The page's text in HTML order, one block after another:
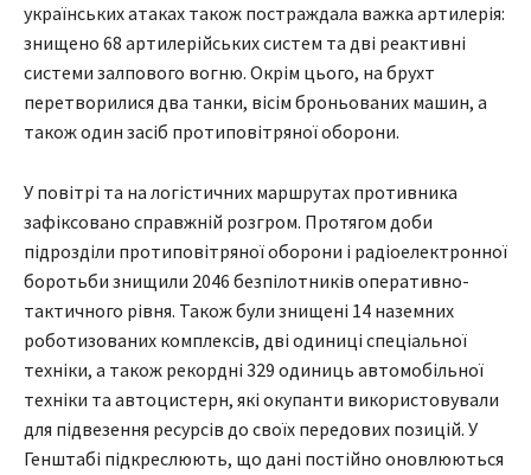
українських атаках також постраждала важка артилерія:
знищено 68 артилерійських систем та дві реактивні
системи залпового вогню. Окрім цього, на брухт
перетворилися два танки, вісім броньованих машин, а
також один засіб протиповітряної оборони.
У повітрі та на логістичних маршрутах противника
зафіксовано справжній розгром. Протягом доби
підрозділи протиповітряної оборони і радіоелектронної
боротьби знищили 2046 безпілотників оперативно-
тактичного рівня. Також були знищені 14 наземних
роботизованих комплексів, дві одиниці спеціальної
техніки, а також рекордні 329 одиниць автомобільної
техніки та автоцистерн, які окупанти використовували
для підвезення ресурсів до своїх передових позицій. У
Генштабі підкреслюють, що дані постійно оновлюються